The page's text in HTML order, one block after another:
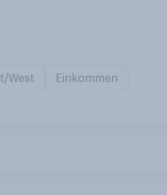
West Einkommen